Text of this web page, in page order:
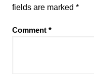
fields are marked *
Comment *